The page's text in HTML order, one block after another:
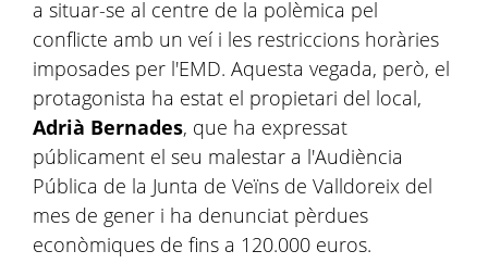
a situar-se al centre de la polèmica pel
conflicte amb un veí i les restriccions horàries
imposades per l'EMD. Aquesta vegada, però, el
protagonista ha estat el propietari del local,
Adrià Bernades, que ha expressat
públicament el seu malestar a l'Audiència
Pública de la Junta de Veïns de Valldoreix del
mes de gener i ha denunciat pèrdues
econòmiques de fins a 120.000 euros.